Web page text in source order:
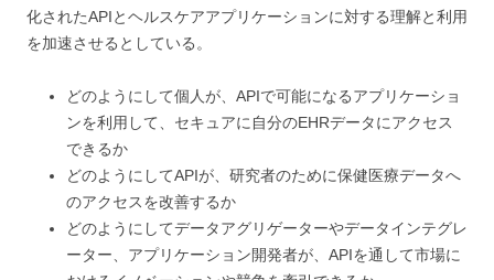
化されたAPIとヘルスケアアプリケーションに対する理解と利用
を加速させるとしている。
どのようにして個人が、APIで可能になるアプリケーショ
ンを利用して、セキュアに自分のEHRデータにアクセス
できるか
どのようにしてAPIが、研究者のために保健医療データへ
のアクセスを改善するか
どのようにしてデータアグリゲーターやデータインテグレ
ーター、アプリケーション開発者が、APIを通して市場に